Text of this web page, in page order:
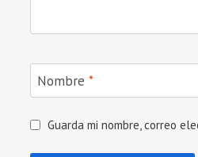
Nombre *
Guarda mi nombre, correo